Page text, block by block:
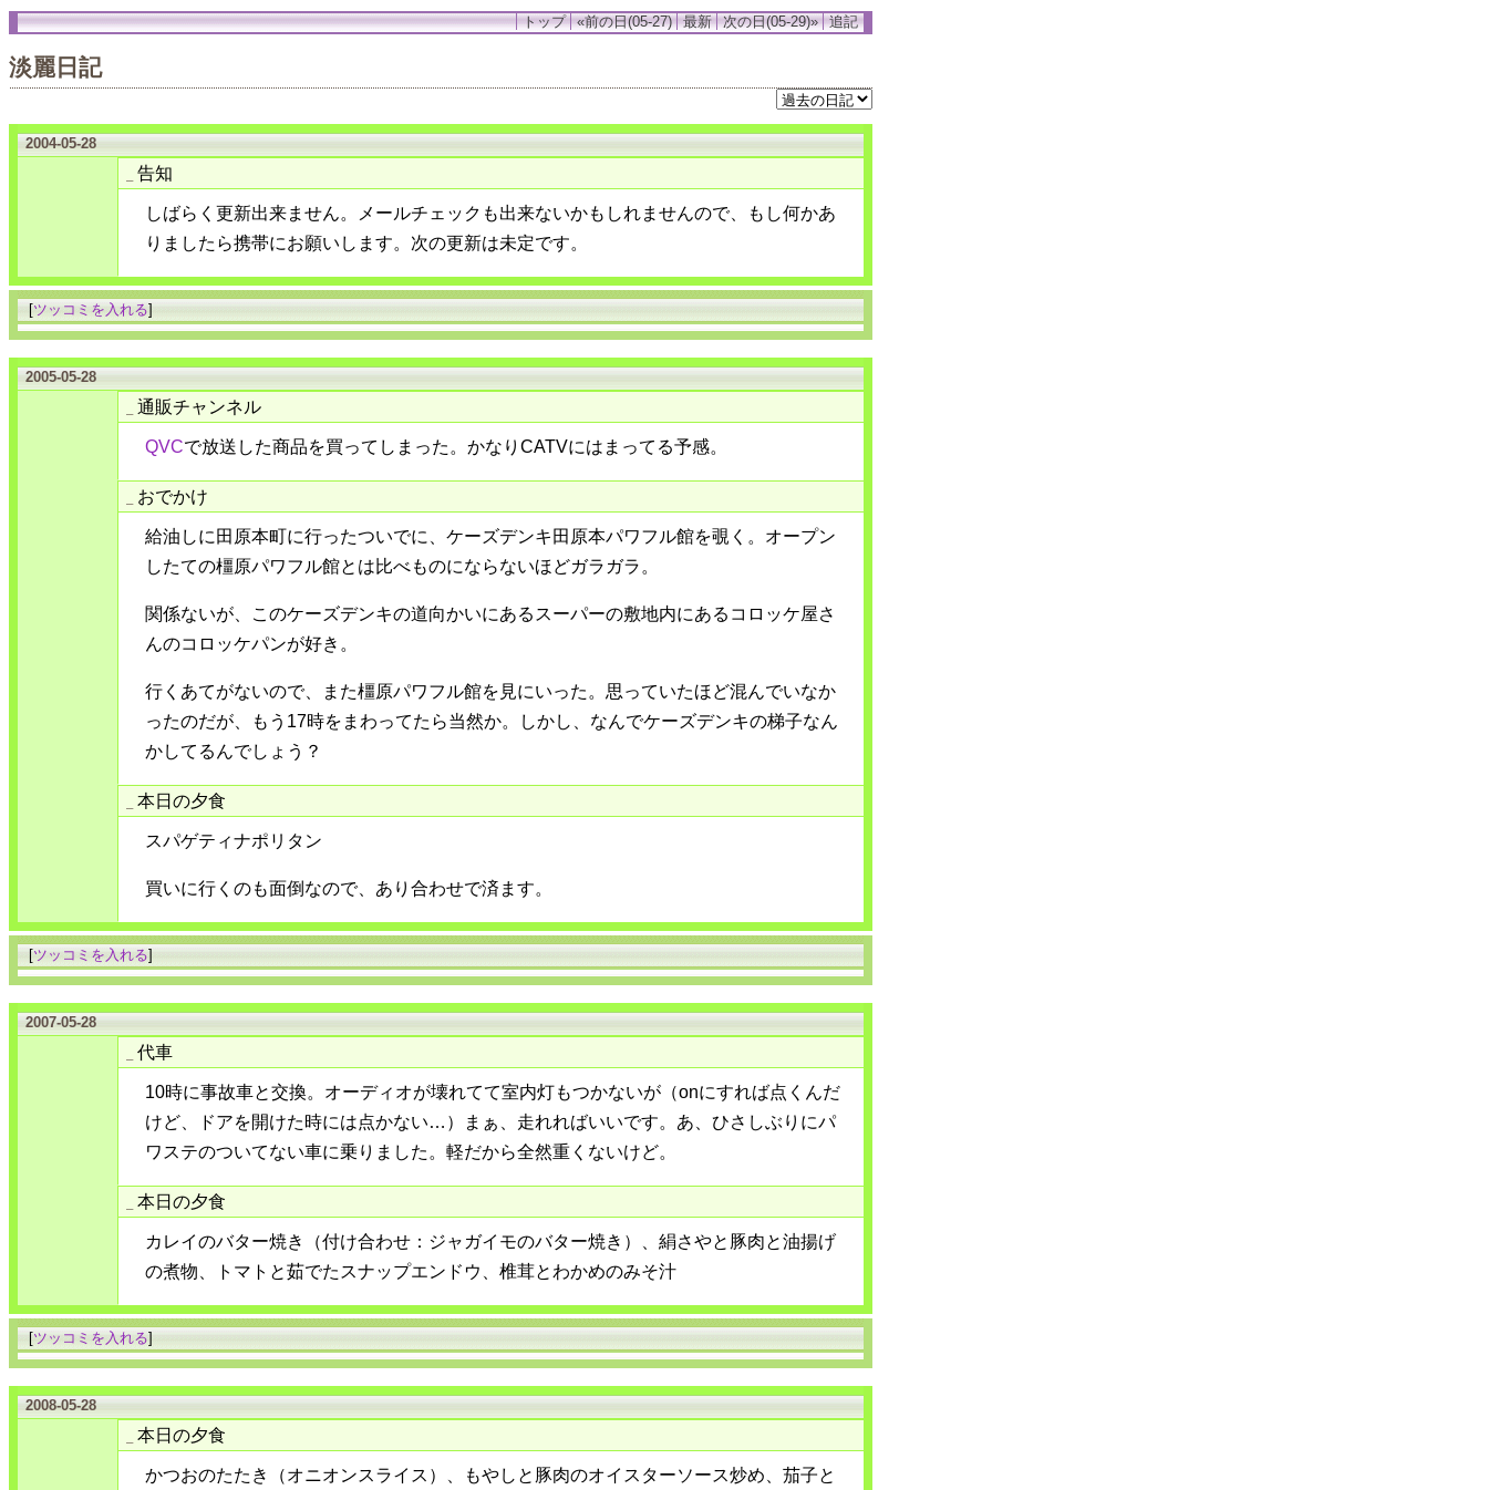
トップ «前の日(05-27) 最新 次の日(05-29)» 追記
淡麗日記
2004-05-28
告知
しばらく更新出来ません。メールチェックも出来ないかもしれませんので、もし何かあ
りましたら携帯にお願いします。次の更新は未定です。
[ツッコミを入れる]
2005-05-28
通販チャンネル
QVCで放送した商品を買ってしまった。かなりCATVにはまってる予感。
おでかけ
給油しに田原本町に行ったついでに、ケーズデンキ田原本パワフル館を覗く。オープン
したての橿原パワフル館とは比べものにならないほどガラガラ。
関係ないが、このケーズデンキの道向かいにあるスーパーの敷地内にあるコロッケ屋さ
んのコロッケパンが好き。
行くあてがないので、また橿原パワフル館を見にいった。思っていたほど混んでいなか
ったのだが、もう17時をまわってたら当然か。しかし、なんでケーズデンキの梯子なん
かしてるんでしょう？
本日の夕食
スパゲティナポリタン
買いに行くのも面倒なので、あり合わせで済ます。
[ツッコミを入れる]
2007-05-28
代車
10時に事故車と交換。オーディオが壊れてて室内灯もつかないが（onにすれば点くんだ
けど、ドアを開けた時には点かない…）まぁ、走れればいいです。あ、ひさしぶりにパ
ワステのついてない車に乗りました。軽だから全然重くないけど。
本日の夕食
カレイのバター焼き（付け合わせ：ジャガイモのバター焼き）、絹さやと豚肉と油揚げ
の煮物、トマトと茹でたスナップエンドウ、椎茸とわかめのみそ汁
[ツッコミを入れる]
2008-05-28
本日の夕食
かつおのたたき（オニオンスライス）、もやしと豚肉のオイスターソース炒め、茄子と